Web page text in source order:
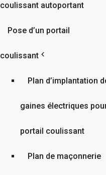
coulissant autoportant
Pose d’un portail
coulissant
Plan d’implantation
gaines électriques
portail coulissant
Plan de maçonnerie